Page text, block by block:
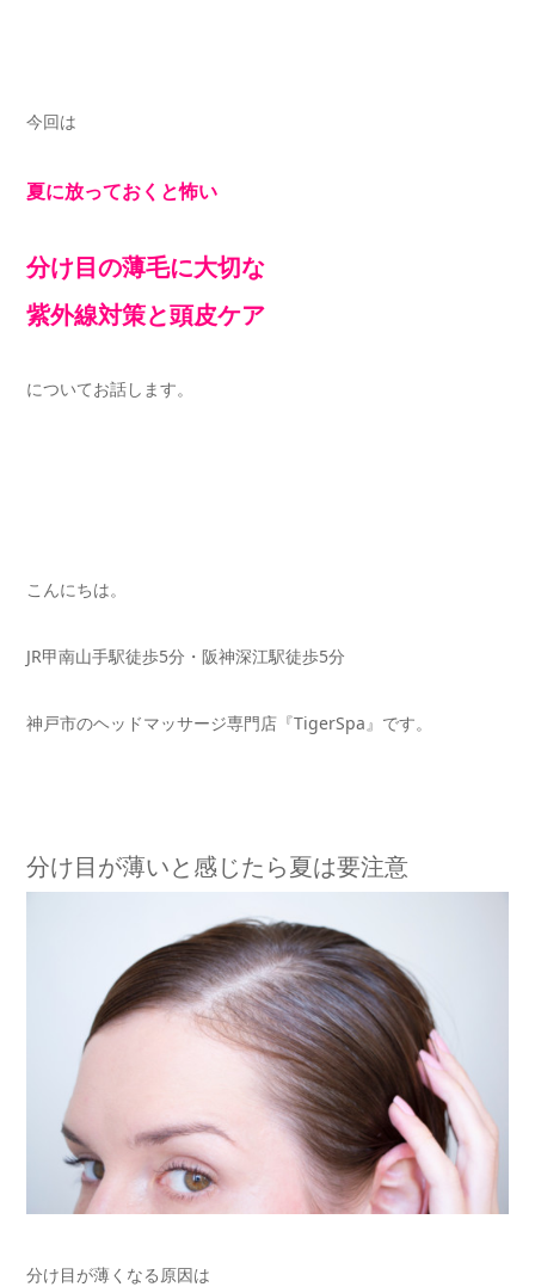
今回は
夏に放っておくと怖い
分け目の薄毛に大切な
紫外線対策と頭皮ケア
についてお話します。
こんにちは。
JR甲南山手駅徒歩5分・阪神深江駅徒歩5分
神戸市のヘッドマッサージ専門店『TigerSpa』です。
分け目が薄いと感じたら夏は要注意
分け目が薄くなる原因は